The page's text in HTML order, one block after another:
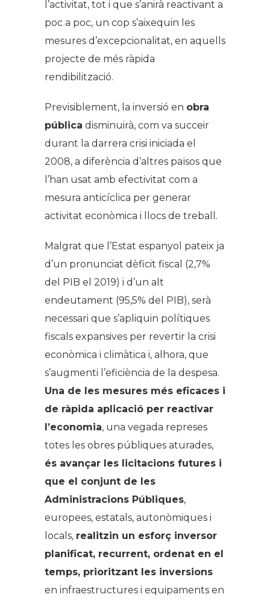
l’activitat, tot i que s’anirà reactivant a
poc a poc, un cop s’aixequin les
mesures d’excepcionalitat, en aquells
projecte de més ràpida
rendibilització.
Previsiblement, la inversió en obra
pública disminuirà, com va succeir
durant la darrera crisi iniciada el
2008, a diferència d’altres països que
l’han usat amb efectivitat com a
mesura anticíclica per generar
activitat econòmica i llocs de treball.
Malgrat que l’Estat espanyol pateix ja
d’un pronunciat dèficit fiscal (2,7%
del PIB el 2019) i d’un alt
endeutament (95,5% del PIB), serà
necessari que s’apliquin polítiques
fiscals expansives per revertir la crisi
econòmica i climàtica i, alhora, que
s’augmenti l’eficiència de la despesa.
Una de les mesures més eficaces i
de ràpida aplicació per reactivar
l’economia, una vegada represes
totes les obres públiques aturades,
és avançar les licitacions futures i
que el conjunt de les
Administracions Públiques,
europees, estatals, autonòmiques i
locals, realitzin un esforç inversor
planificat, recurrent, ordenat en el
temps, prioritzant les inversions
en infraestructures i equipaments en